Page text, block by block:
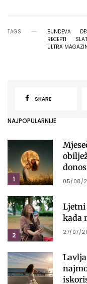
TAGS BUNDEVA
RECEPTI
ULTRA
SHARE
NAJPOPULARNIJE
1 05/08/
2
Ljetni
kada
27/07/